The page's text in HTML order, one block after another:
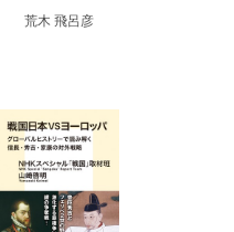
荒木 飛呂彦